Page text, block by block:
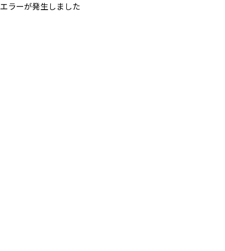
エラーが発生しました